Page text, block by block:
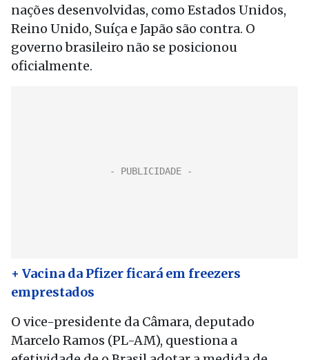
nações desenvolvidas, como Estados Unidos,
Reino Unido, Suíça e Japão são contra. O
governo brasileiro não se posicionou
oficialmente.
+ Vacina da Pfizer ficará em freezers
emprestados
O vice-presidente da Câmara, deputado
Marcelo Ramos (PL-AM), questiona a